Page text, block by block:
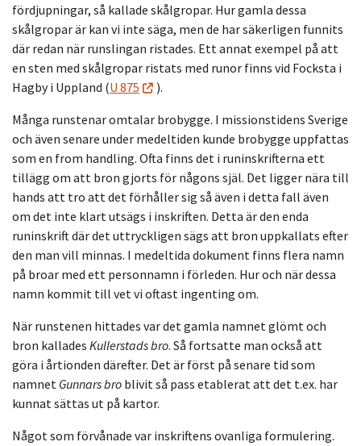
fördjupningar, så kallade skålgropar. Hur gamla dessa
skålgropar är kan vi inte säga, men de har säkerligen funnits
där redan när runslingan ristades. Ett annat exempel på att
en sten med skålgropar ristats med runor finns vid Focksta i
Hagby i Uppland (U 875
).
Många runstenar omtalar brobygge. I missionstidens Sverige
och även senare under medeltiden kunde brobygge uppfattas
som en from handling. Ofta finns det i runinskrifterna ett
tillägg om att bron gjorts för någons själ. Det ligger nära till
hands att tro att det förhåller sig så även i detta fall även
om det inte klart utsägs i inskriften. Detta är den enda
runinskrift där det uttryckligen sägs att bron uppkallats efter
den man vill minnas. I medeltida dokument finns flera namn
på broar med ett personnamn i förleden. Hur och när dessa
namn kommit till vet vi oftast ingenting om.
När runstenen hittades var det gamla namnet glömt och
bron kallades Kullerstads bro. Så fortsatte man också att
göra i årtionden därefter. Det är först på senare tid som
namnet Gunnars bro blivit så pass etablerat att det t.ex. har
kunnat sättas ut på kartor.
Något som förvånade var inskriftens ovanliga formulering.